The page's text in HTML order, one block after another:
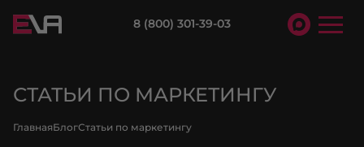
8 (800) 301-39-03
СТАТЬИ ПО МАРКЕТИНГУ
ГлавнаяБлогСтатьи по маркетингу